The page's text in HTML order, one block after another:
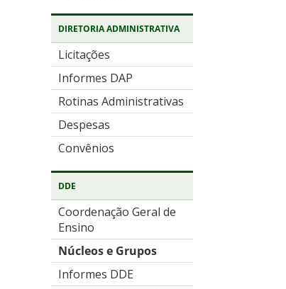
DIRETORIA ADMINISTRATIVA
Licitações
Informes DAP
Rotinas Administrativas
Despesas
Convênios
DDE
Coordenação Geral de
Ensino
Núcleos e Grupos
Informes DDE